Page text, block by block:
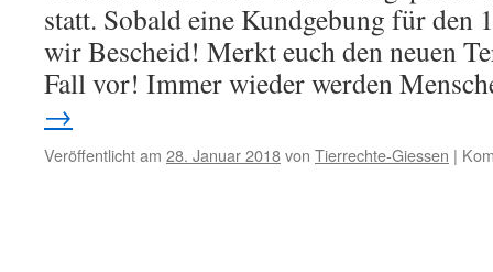
statt. Sobald eine Kundgebung für den
wir Bescheid! Merkt euch den neuen
Fall vor! Immer wieder werden
→
Veröffentlicht am 28. Januar 2018von Tierrechte-Giessen |